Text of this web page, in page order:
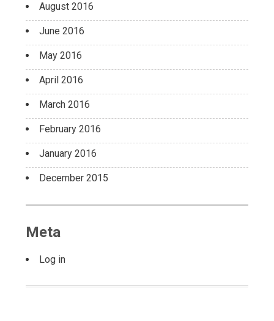
August 2016
June 2016
May 2016
April 2016
March 2016
February 2016
January 2016
December 2015
Meta
Log in